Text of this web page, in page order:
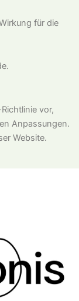
für die
vor,
Anpassungen.
Website.